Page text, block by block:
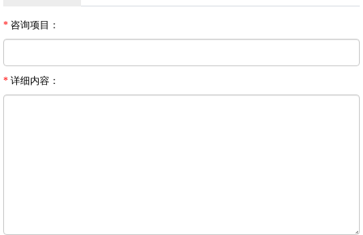
* 咨询项目：
* 详细内容：